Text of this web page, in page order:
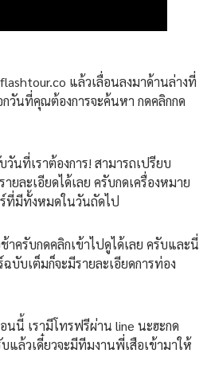
แล้วเลื่อนลงมาด้านล่างที่
วันที่คุณต้องการจะค้นหา กดคลิกกด
นที่เราต้องการ! สามารถเปรียบ
ยละเอียดได้เลย ครับกดเครื่องหมาย
ที่มีทั้งหมดในวันถัดไป
าครับกดคลิกเข้าไปดูได้เลย ครับและนี่
บเต็มก็จะมีรายละเอียดการท่อง
นนี้ เรามีโทรฟรีผ่าน line นะฮะกด
ล้วเดี๋ยวจะมีทีมงานพี่เสือเข้ามาให้